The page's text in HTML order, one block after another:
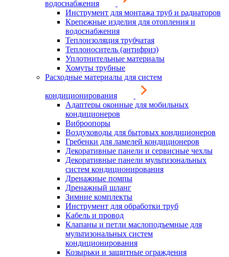
водоснабжения
Инструмент для монтажа труб и радиаторов
Крепежные изделия для отопления и
водоснабжения
Теплоизоляция трубчатая
Теплоноситель (антифриз)
Уплотнительные материалы
Хомуты трубные
Расходные материалы для систем
кондиционирования
Адаптеры оконные для мобильных
кондиционеров
Виброопоры
Воздуховоды для бытовых кондиционеров
Гребенки для ламелей кондиционеров
Декоративные панели и сервисные чехлы
Декоративные панели мультизональных
систем кондиционирования
Дренажные помпы
Дренажный шланг
Зимние комплекты
Инструмент для обработки труб
Кабель и провод
Клапаны и петли маслоподъемные для
мультизональных систем
кондиционирования
Козырьки и защитные ограждения